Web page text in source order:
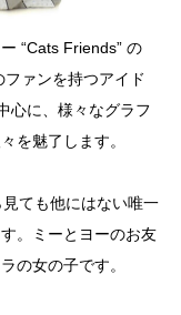
“Cats Friends” の
ァンを持つアイド
心に、様々なグラフ
を魅了します。
ても他にはない唯一
。ミーとヨーのお友
の女の子です。